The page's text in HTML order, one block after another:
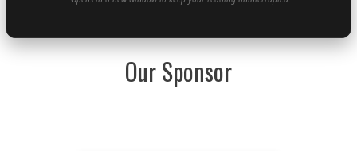
Our Sponsor